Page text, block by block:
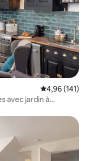
Évaluation
4,96 (141)
avec jardin à